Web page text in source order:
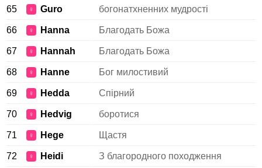
65 ♀ Guro богонатхненних мудрості
66 ♀ Hanna Благодать Божа
67 ♀ Hannah Благодать Божа
68 ♀ Hanne Бог милостивий
69 ♀ Hedda Спірний
70 ♀ Hedvig боротися
71 ♀ Hege Щастя
72 ♀ Heidi З благородного походження